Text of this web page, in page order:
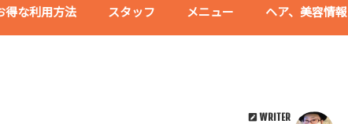
得な利用方法 スタッフ メニュー ヘア、美容情報
WRITER